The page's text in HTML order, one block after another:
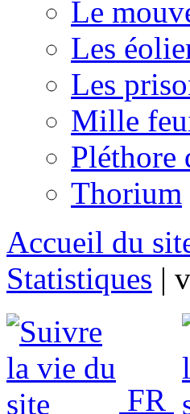
Le
Les
Les
Mille
Pléthore
Thorium
Accueil du
Statistiques |
FR